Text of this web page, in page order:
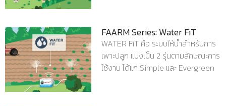
FAARM Series: Water FiT
WATER FiT คือ ระบบให้น้ำสำหรับการ
เพาะปลูก แบ่งเป็น 2 รุ่นตามลักษณะการ
ใช้งาน ได้แก่ Simple และ Evergreen